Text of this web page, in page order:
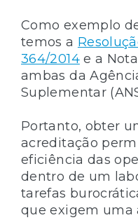
Como exemplo
temos a
364/2014e a Nota
ambas da
Suplementar
Portanto, obter
acreditação
eficiência das
dentro de um
tarefas
que exigem uma